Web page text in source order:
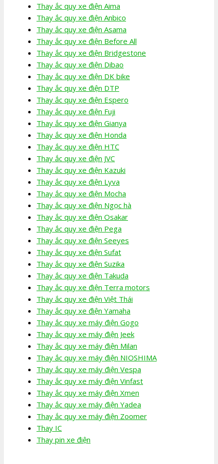
Thay ắc quy xe điện Aima
Thay ắc quy xe điện Anbico
Thay ắc quy xe điện Asama
Thay ắc quy xe điện Before All
Thay ắc quy xe điện Bridgestone
Thay ắc quy xe điện Dibao
Thay ắc quy xe điện DK bike
Thay ắc quy xe điện DTP
Thay ắc quy xe điện Espero
Thay ắc quy xe điện Fuji
Thay ắc quy xe điện Gianya
Thay ắc quy xe điện Honda
Thay ắc quy xe điện HTC
Thay ắc quy xe điện JVC
Thay ắc quy xe điện Kazuki
Thay ắc quy xe điện Lyva
Thay ắc quy xe điện Mocha
Thay ắc quy xe điện Ngọc hà
Thay ắc quy xe điện Osakar
Thay ắc quy xe điện Pega
Thay ắc quy xe điện Seeyes
Thay ắc quy xe điện Sufat
Thay ắc quy xe điện Suzika
Thay ắc quy xe điện Takuda
Thay ắc quy xe điện Terra motors
Thay ắc quy xe điện Việt Thái
Thay ắc quy xe điện Yamaha
Thay ắc quy xe máy điện Gogo
Thay ắc quy xe máy điện Jeek
Thay ắc quy xe máy điện Milan
Thay ắc quy xe máy điện NIOSHIMA
Thay ắc quy xe máy điện Vespa
Thay ắc quy xe máy điện Vinfast
Thay ắc quy xe máy điện Xmen
Thay ắc quy xe máy điện Yadea
Thay ắc quy xe máy điện Zoomer
Thay IC
Thay pin xe điện